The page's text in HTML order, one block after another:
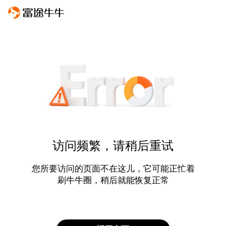
访问频繁，请稍后重试
您所要访问的页面不在这儿，它可能正忙着
刷牛牛圈，稍后就能恢复正常